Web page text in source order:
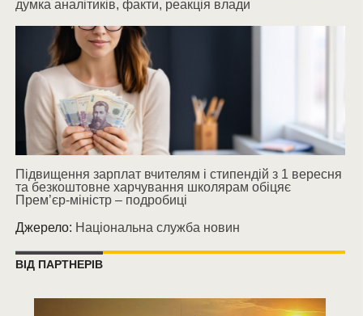
думка аналітиків, факти, реакція влади
Підвищення зарплат вчителям і стипендій з 1 вересня
та безкоштовне харчування школярам обіцяє
Прем’єр-міністр – подробиці
Джерело: Національна служба новин
ВІД ПАРТНЕРІВ